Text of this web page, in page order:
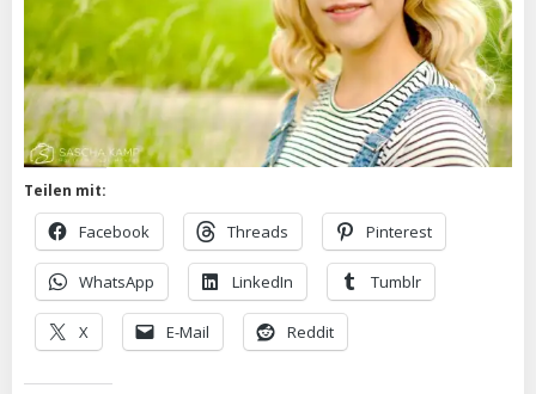
Teilen mit:
Facebook Threads Pinterest
WhatsApp LinkedIn Tumblr
X E-Mail Reddit